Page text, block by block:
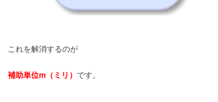
これを解消するのが
補助単位m（ミリ） です。